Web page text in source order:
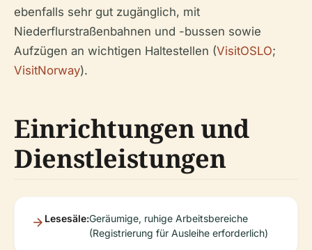
ebenfalls sehr gut zugänglich, mit
Niederflurstraßenbahnen und -bussen sowie
Aufzügen an wichtigen Haltestellen (VisitOSLO;
VisitNorway).
Einrichtungen und
Dienstleistungen
Lesesäle:Geräumige, ruhige Arbeitsbereiche
(Registrierung für Ausleihe erforderlich)